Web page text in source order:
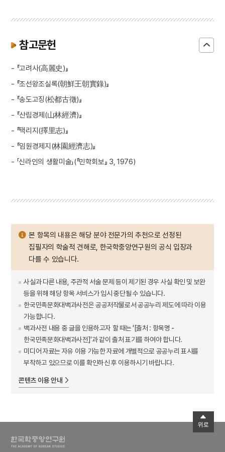
참고문헌
- 『고려사(高麗史)』
- 『조선왕조실록(朝鮮王朝實錄)』
- 『송도고징(松都古徵)』
- 『산림경제(山林經濟)』
- 『택리지(擇里志)』
- 『임원경제지(林園經濟志)』
- 「신라인의 생활미술」(『민학회보』 3, 1976)
본 항목의 내용은 해당 분야 전문가의 추천으로 선정된
집필자의 학술적 견해로, 한국학중앙연구원의 공식 입장과
다를 수 있습니다.
사실과 다른 내용, 주관적 서술 문제 등이 제기된 경우 사실 확인 및 보완
등을 위해 해당 항목 서비스가 임시 중단될 수 있습니다.
한국민족문화대백과사전은 공공저작물로서 공공누리 제도에 따라 이용
가능합니다.
백과사전 내용 중 글을 인용하고자 할 때는 '[출처 : 항목명 -
한국민족문화대백과사전]'과 같이 출처 표기를 하여야 합니다.
미디어 자료는 자유 이용 가능한 자료에 개별적으로 공공누리 표시를
부착하고 있으므로 이를 확인하신 후 이용하시기 바랍니다.
콘텐츠 이용 안내
위로